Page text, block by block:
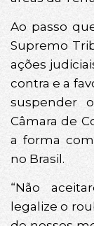
Ao passo
Supremo
ações
contra e a
suspender
Câmara de
a forma
no Brasil.
“Não
legalize o